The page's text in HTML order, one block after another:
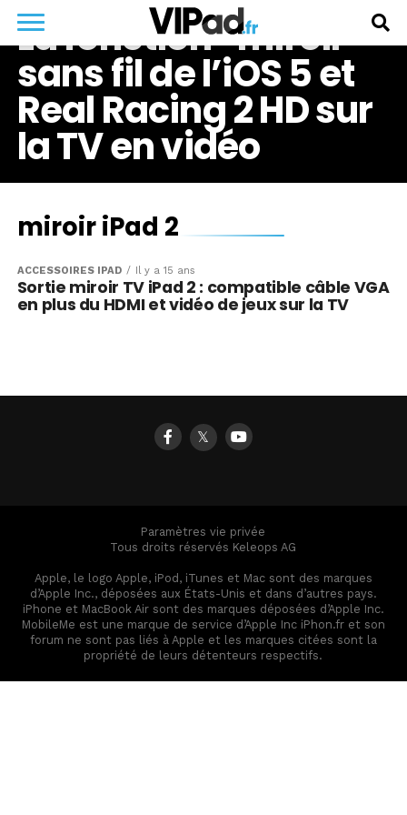
La fonction “miroir”
sans fil de l’iOS 5 et
Real Racing 2 HD sur
la TV en vidéo
miroir iPad 2
ACCESSOIRES IPAD Il y a 15 ans
Sortie miroir TV iPad 2 : compatible câble VGA
en plus du HDMI et vidéo de jeux sur la TV
𝕏
Paramètres vie privée
Tous droits réservés Keleops AG
Apple, le logo Apple, iPod, iTunes et Mac sont des marques
d’Apple Inc., déposées aux États-Unis et dans d’autres pays.
iPhone et MacBook Air sont des marques déposées d’Apple Inc.
MobileMe est une marque de service d’Apple Inc iPhon.fr et son
forum ne sont pas liés à Apple et les marques citées sont la
propriété de leurs détenteurs respectifs.